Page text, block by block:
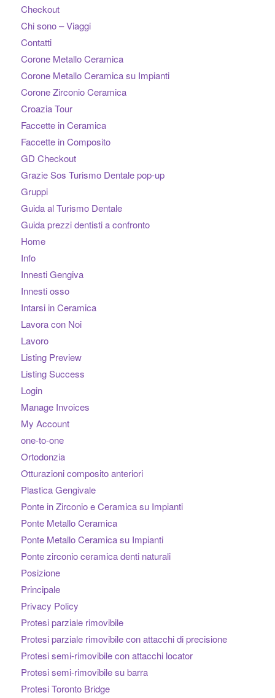
Checkout
Chi sono – Viaggi
Contatti
Corone Metallo Ceramica
Corone Metallo Ceramica su Impianti
Corone Zirconio Ceramica
Croazia Tour
Faccette in Ceramica
Faccette in Composito
GD Checkout
Grazie Sos Turismo Dentale pop-up
Gruppi
Guida al Turismo Dentale
Guida prezzi dentisti a confronto
Home
Info
Innesti Gengiva
Innesti osso
Intarsi in Ceramica
Lavora con Noi
Lavoro
Listing Preview
Listing Success
Login
Manage Invoices
My Account
one-to-one
Ortodonzia
Otturazioni composito anteriori
Plastica Gengivale
Ponte in Zirconio e Ceramica su Impianti
Ponte Metallo Ceramica
Ponte Metallo Ceramica su Impianti
Ponte zirconio ceramica denti naturali
Posizione
Principale
Privacy Policy
Protesi parziale rimovibile
Protesi parziale rimovibile con attacchi di precisione
Protesi semi-rimovibile con attacchi locator
Protesi semi-rimovibile su barra
Protesi Toronto Bridge